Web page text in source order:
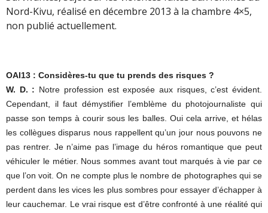
Nord-Kivu, réalisé en décembre 2013 à la chambre 4×5,
non publié actuellement.
OAI13 : Considères-tu que tu prends des risques ?
W. D. : Notre profession est exposée aux risques, c’est évident.
Cependant, il faut démystifier l’emblème du photojournaliste qui
passe son temps à courir sous les balles. Oui cela arrive, et hélas
les collègues disparus nous rappellent qu’un jour nous pouvons ne
pas rentrer. Je n’aime pas l’image du héros romantique que peut
véhiculer le métier. Nous sommes avant tout marqués à vie par ce
que l’on voit. On ne compte plus le nombre de photographes qui se
perdent dans les vices les plus sombres pour essayer d’échapper à
leur cauchemar. Le vrai risque est d’être confronté à une réalité qui